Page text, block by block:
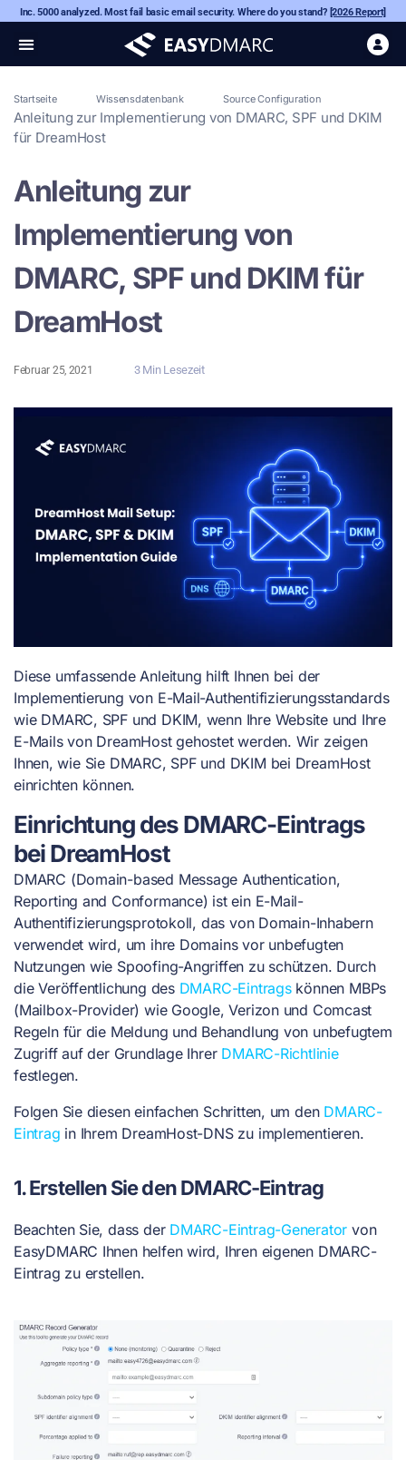
Inc. 5000 analyzed. Most fail basic email security. Where do you stand? [2026 Report]
Startseite Wissensdatenbank Source Configuration
Anleitung zur Implementierung von DMARC, SPF und DKIM
für DreamHost
Anleitung zur
Implementierung von
DMARC, SPF und DKIM für
DreamHost
Februar 25, 2021 3 Min Lesezeit
Diese umfassende Anleitung hilft Ihnen bei der
Implementierung von E-Mail-Authentifizierungsstandards
wie DMARC, SPF und DKIM, wenn Ihre Website und Ihre
E-Mails von DreamHost gehostet werden. Wir zeigen
Ihnen, wie Sie DMARC, SPF und DKIM bei DreamHost
einrichten können.
Einrichtung des DMARC-Eintrags
bei DreamHost
DMARC (Domain-based Message Authentication,
Reporting and Conformance) ist ein E-Mail-
Authentifizierungsprotokoll, das von Domain-Inhabern
verwendet wird, um ihre Domains vor unbefugten
Nutzungen wie Spoofing-Angriffen zu schützen. Durch
die Veröffentlichung des DMARC-Eintragskönnen MBPs
(Mailbox-Provider) wie Google, Verizon und Comcast
Regeln für die Meldung und Behandlung von unbefugtem
Zugriff auf der Grundlage Ihrer DMARC-Richtlinie
festlegen.
Folgen Sie diesen einfachen Schritten, um den DMARC-
Eintrag in Ihrem DreamHost-DNS zu implementieren.
1. Erstellen Sie den DMARC-Eintrag
Beachten Sie, dass der DMARC-Eintrag-Generator von
EasyDMARC Ihnen helfen wird, Ihren eigenen DMARC-
Eintrag zu erstellen.